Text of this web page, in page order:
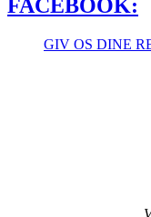
FACEBOOK:
GIV OS DINE